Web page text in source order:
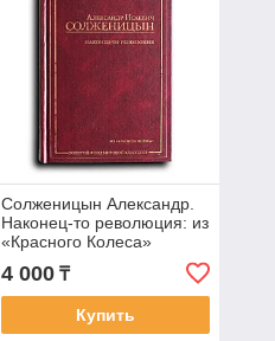
Солженицын Александр.
Наконец-то революция: из
«Красного Колеса»
4 000₸
Купить